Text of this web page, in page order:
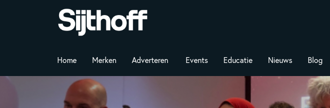
Home Merken Adverteren Events Educatie Nieuws Blog